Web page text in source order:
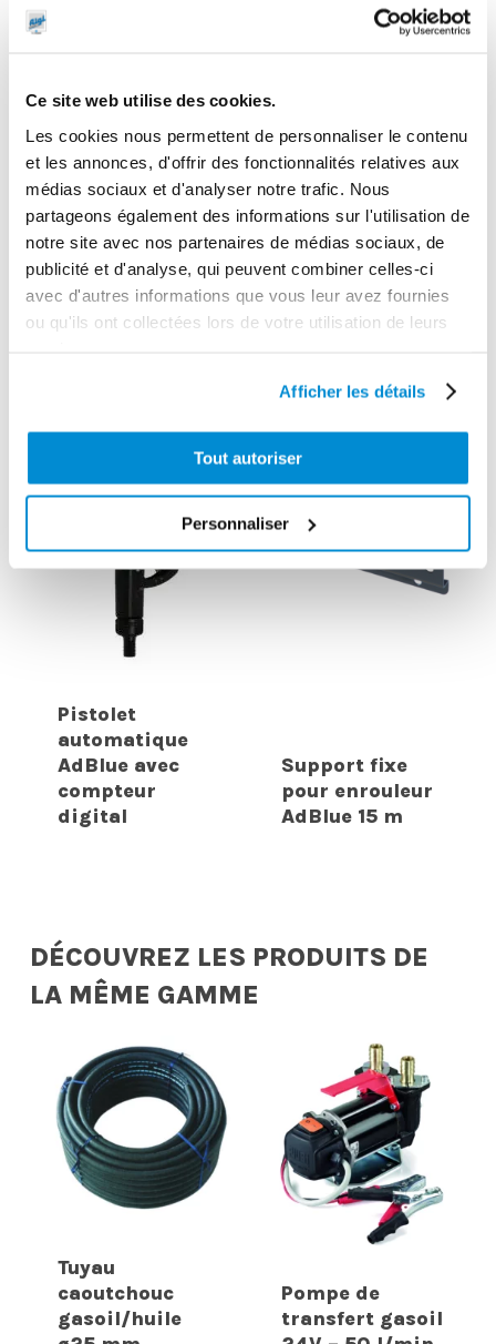
Ce site web utilise des cookies.
Les cookies nous permettent de personnaliser le contenu
et les annonces, d'offrir des fonctionnalités relatives aux
médias sociaux et d'analyser notre trafic. Nous
partageons également des informations sur l'utilisation de
notre site avec nos partenaires de médias sociaux, de
publicité et d'analyse, qui peuvent combiner celles-ci
avec d'autres informations que vous leur avez fournies
ou qu'ils ont collectées lors de votre utilisation de leurs
Afficher les détails
Tout autoriser
Personnaliser
Kit 2 embouts
cannelés droits
en laiton pour
pompes 12 et
24V
Pivot
orientable
acier pour
enrouleur “Type
C”
Pistolet
automatique
AdBlue avec
compteur
digital
Support fixe
pour enrouleur
AdBlue 15 m
DÉCOUVREZ LES PRODUITS DE
LA MÊME GAMME
Tuyau
caoutchouc
gasoil/huile
Pompe de
transfert gasoil